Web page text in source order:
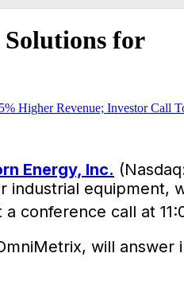
for
Energy, Inc.
a conference call at
will